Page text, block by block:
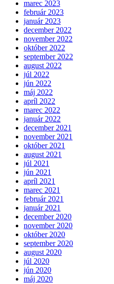
marec 2023
február 2023
január 2023
december 2022
november 2022
október 2022
september 2022
august 2022
júl 2022
jún 2022
máj 2022
apríl 2022
marec 2022
január 2022
december 2021
november 2021
október 2021
august 2021
júl 2021
jún 2021
apríl 2021
marec 2021
február 2021
január 2021
december 2020
november 2020
október 2020
september 2020
august 2020
júl 2020
jún 2020
máj 2020